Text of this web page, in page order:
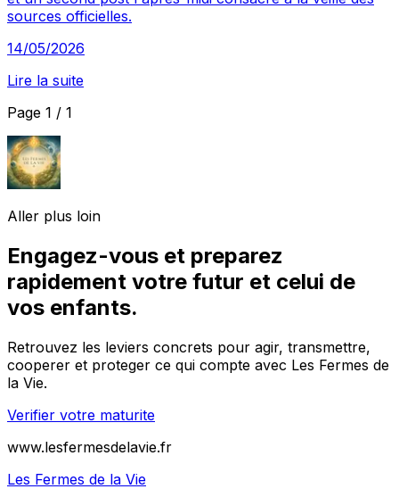
sources officielles.
14/05/2026
Lire la suite
Page 1 / 1
Aller plus loin
Engagez-vous et preparez
rapidement votre futur et celui de
vos enfants.
Retrouvez les leviers concrets pour agir, transmettre,
cooperer et proteger ce qui compte avec Les Fermes de
la Vie.
Verifier votre maturite
www.lesfermesdelavie.fr
Les Fermes de la Vie